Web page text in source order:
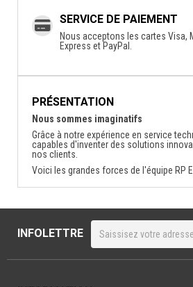
SERVICE DE PAIEMENT
Nous acceptons les cartes Visa,
Express et PayPal.
PRÉSENTATION
Nous sommes imaginatifs
Grâce à notre expérience en service
capables d'inventer des solutions
nos clients.
Voici les grandes forces de l'équipe RP
INFOLETTRE